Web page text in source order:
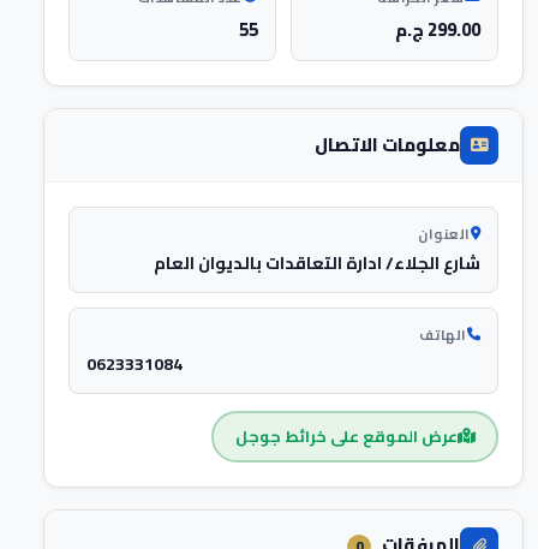
299.00 ج.م 55
معلومات الاتصال
العنوان
شارع الجلاء/ ادارة التعاقدات بالديوان العام
الهاتف
0623331084
عرض الموقع على خرائط جوجل